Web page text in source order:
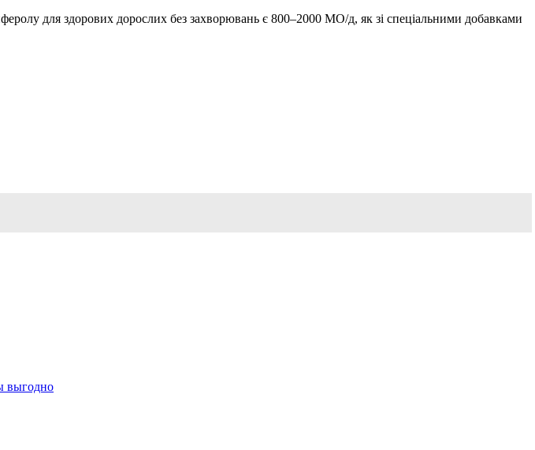
для здорових дорослих без захворювань є 800–2000 МО/д, як зі спеціальними добавками
выгодно